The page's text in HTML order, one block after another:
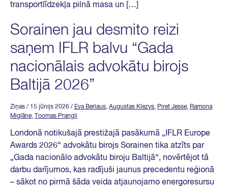
transportlīdzekļa pilnā masa un […]
Sorainen jau desmito reizi
saņem IFLR balvu “Gada
nacionālais advokātu birojs
Baltijā 2026”
Ziņas / 15 jūnijs 2026 / Eva Berlaus, Augustas Klezys, Piret Jesse, Ramona
Miglāne, Toomas Prangli
Londonā notikušajā prestižajā pasākumā „IFLR Europe
Awards 2026“ advokātu birojs Sorainen tika atzīts par
„Gada nacionālo advokātu biroju Baltijā“, novērtējot tā
darbu darījumos, kas radījuši jaunus precedentu reģionā
– sākot no pirmā šāda veida atjaunojamo energoresursu